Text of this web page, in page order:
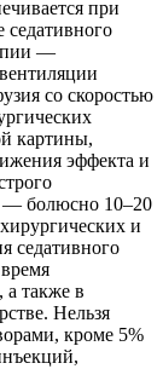
при
седативного
—
со скоростью
картины,
эффекта и
— болюсно 10–20
и
седативного
а также в
Нельзя
кроме 5%